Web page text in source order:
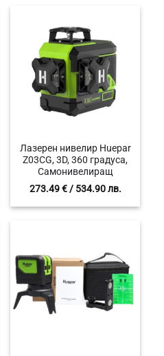
Лазерен нивелир Huepar
Z03CG, 3D, 360 градуса,
Самонивелиращ
273.49€/ 534.90 лв.